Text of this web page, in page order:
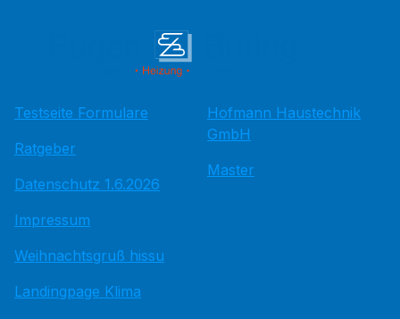
Testseite Formulare
Ratgeber
Datenschutz 1.6.2026
Impressum
Weihnachtsgruß hissu
Landingpage Klima
Hofmann Haustechnik
GmbH
Master